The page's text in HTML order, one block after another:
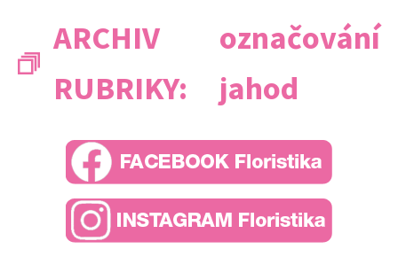
ARCHIV
RUBRIKY:
označování
jahod